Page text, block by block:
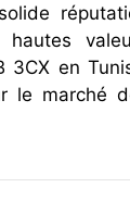
3CX en
le marché